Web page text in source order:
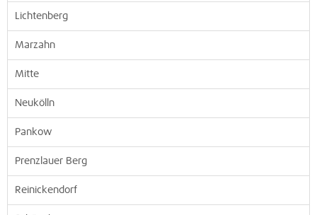
Lichtenberg
Marzahn
Mitte
Neukölln
Pankow
Prenzlauer Berg
Reinickendorf